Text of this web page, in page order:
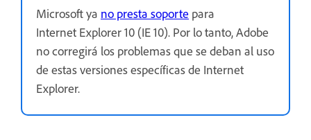
Microsoft ya no presta soporte para
Internet Explorer 10 (IE 10). Por lo tanto, Adobe
no corregirá los problemas que se deban al uso
de estas versiones específicas de Internet
Explorer.